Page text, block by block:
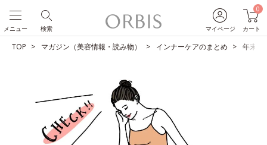
マイページ
0
カート
検索
メニュー
TOP マガジン（美容情報・読み物） インナーケアのまとめ 年末年